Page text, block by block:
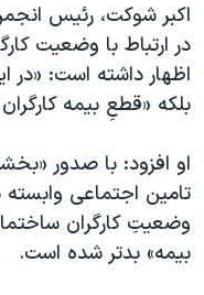
اعتراضات مردمی آبان ۹۸
اسرائیل در جنگ
نرگس محمدی برنده
همایش محافظه‌کاران
صفحه‌های ویژه
سفر پرزیدنت ترامپ به
اکبر شوکت، رئیس
در ارتباط با وضعیت
اظهار داشته است:
بلکه «قطعِ بیمه‌
او افزود: با صدور
تامین اجتماعی
وضعیتِ کارگران
بیمه» بدتر شده است.